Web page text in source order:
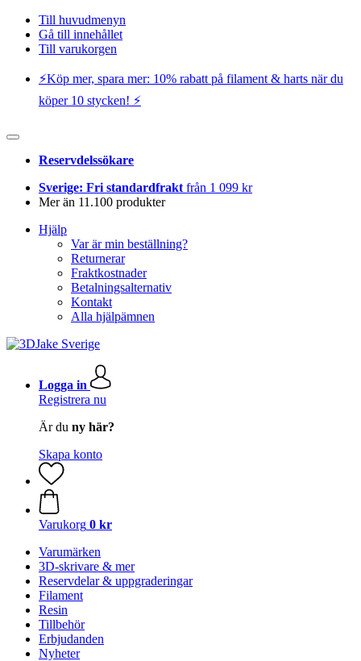
Till huvudmenyn
Gå till innehållet
Till varukorgen
⚡️Köp mer, spara mer: 10% rabatt på filament & harts när du
köper 10 stycken! ⚡️
Reservdelssökare
Sverige: Fri standardfrakt från 1 099 kr
Mer än 11.100 produkter
Hjälp
Var är min beställning?
Returnerar
Fraktkostnader
Betalningsalternativ
Kontakt
Alla hjälpämnen
Logga in
Registrera nu
Är du ny här?
Skapa konto
Varukorg 0 kr
Varumärken
3D-skrivare & mer
Reservdelar & uppgraderingar
Filament
Resin
Tillbehör
Erbjudanden
Nyheter